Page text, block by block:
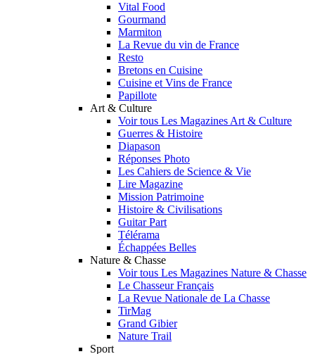
Vital Food
Gourmand
Marmiton
La Revue du vin de France
Resto
Bretons en Cuisine
Cuisine et Vins de France
Papillote
Art & Culture
Voir tous Les Magazines Art & Culture
Guerres & Histoire
Diapason
Réponses Photo
Les Cahiers de Science & Vie
Lire Magazine
Mission Patrimoine
Histoire & Civilisations
Guitar Part
Télérama
Échappées Belles
Nature & Chasse
Voir tous Les Magazines Nature & Chasse
Le Chasseur Français
La Revue Nationale de La Chasse
TirMag
Grand Gibier
Nature Trail
Sport